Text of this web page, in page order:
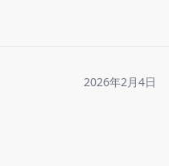
2026年2月4日